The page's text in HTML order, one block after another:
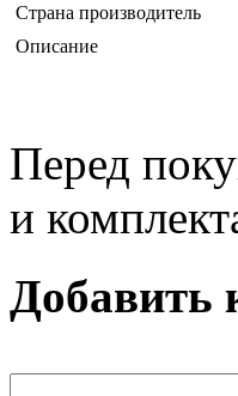
Страна производитель
Описание
Перед
и
Добавить